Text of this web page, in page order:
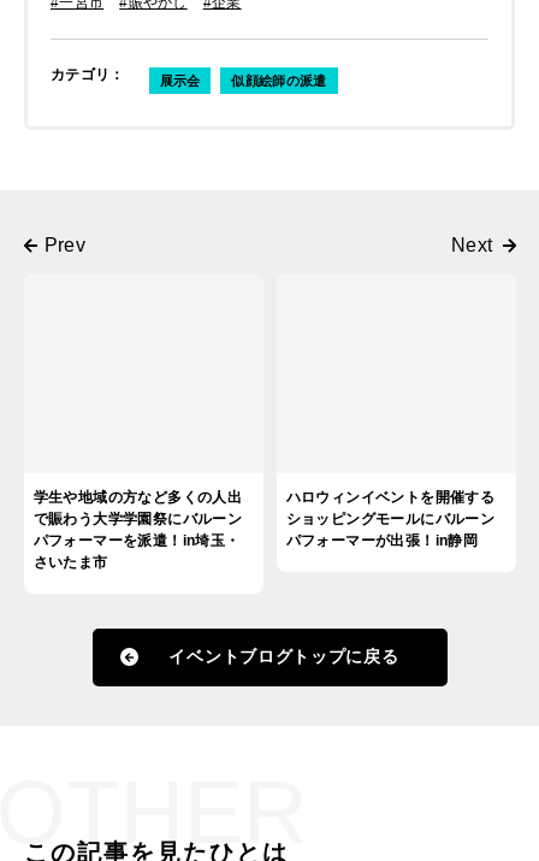
カテゴリ ： 展示会 似顔絵師の派遣
学生や地域の方など多くの人出
で賑わう大学学園祭にバルーン
パフォーマーを派遣！in埼玉・
さいたま市
ハロウィンイベントを開催する
ショッピングモールにバルーン
パフォーマーが出張！in静岡
イベントブログトップに戻る
この記事を見たひとは